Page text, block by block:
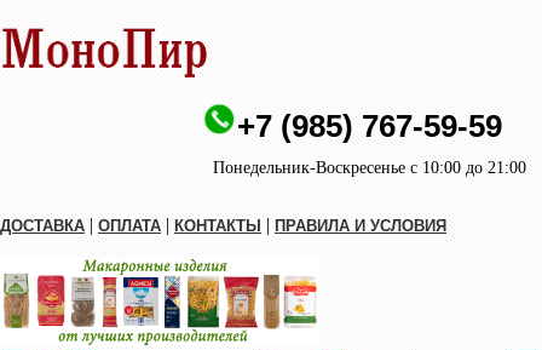
+7 (985) 767-59-59
Понедельник-Воскресенье с 10:00 до 21:00
ДОСТАВКА | ОПЛАТА | КОНТАКТЫ | ПРАВИЛА И УСЛОВИЯ